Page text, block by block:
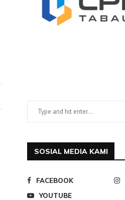
SOSIAL MEDIA KAMI
FACEBOOK
YOUTUBE